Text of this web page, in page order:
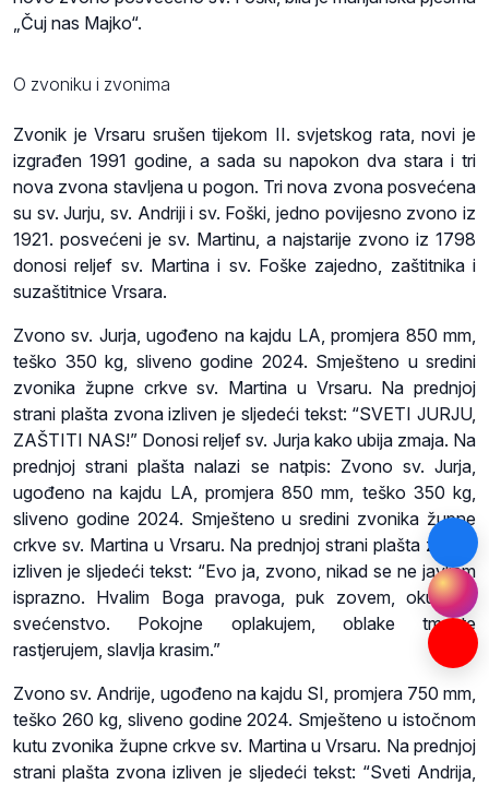
„Čuj nas Majko“.
O zvoniku i zvonima
Zvonik je Vrsaru srušen tijekom II. svjetskog rata, novi je
izgrađen 1991 godine, a sada su napokon dva stara i tri
nova zvona stavljena u pogon. Tri nova zvona posvećena
su sv. Jurju, sv. Andriji i sv. Foški, jedno povijesno zvono iz
1921. posvećeni je sv. Martinu, a najstarije zvono iz 1798
donosi reljef sv. Martina i sv. Foške zajedno, zaštitnika i
suzaštitnice Vrsara.
Zvono sv. Jurja, ugođeno na kajdu LA, promjera 850 mm,
teško 350 kg, sliveno godine 2024. Smješteno u sredini
zvonika župne crkve sv. Martina u Vrsaru. Na prednjoj
strani plašta zvona izliven je sljedeći tekst: “SVETI JURJU,
ZAŠTITI NAS!” Donosi reljef sv. Jurja kako ubija zmaja. Na
prednjoj strani plašta nalazi se natpis: Zvono sv. Jurja,
ugođeno na kajdu LA, promjera 850 mm, teško 350 kg,
sliveno godine 2024. Smješteno u sredini zvonika župne
crkve sv. Martina u Vrsaru. Na prednjoj strani plašta zvona
izliven je sljedeći tekst: “Evo ja, zvono, nikad se ne javljam
isprazno. Hvalim Boga pravoga, puk zovem, okupljam
svećenstvo. Pokojne oplakujem, oblake tmaste
rastjerujem, slavlja krasim.”
Zvono sv. Andrije, ugođeno na kajdu SI, promjera 750 mm,
teško 260 kg, sliveno godine 2024. Smješteno u istočnom
kutu zvonika župne crkve sv. Martina u Vrsaru. Na prednjoj
strani plašta zvona izliven je sljedeći tekst: “Sveti Andrija,